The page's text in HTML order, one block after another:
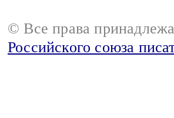
© Все права
Российского союза